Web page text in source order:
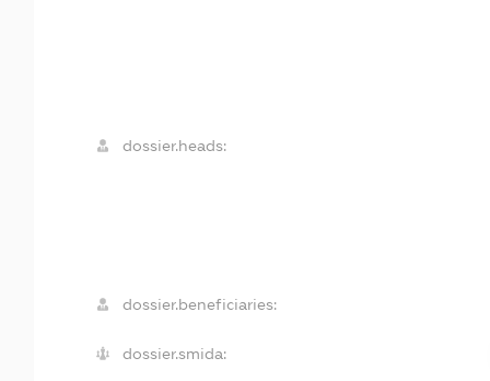
dossier.heads:
dossier.beneficiaries:
dossier.smida: